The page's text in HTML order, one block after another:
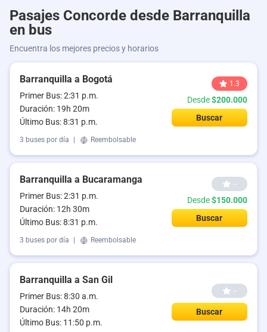
Pasajes Concorde desde Barranquilla
en bus
Encuentra los mejores precios y horarios
Barranquilla a Bogotá
Primer Bus: 2:31 p.m.
Duración: 19h 20m
Último Bus: 8:31 p.m.
1.3
Desde$200.000
Buscar
3 buses por día Reembolsable
Barranquilla a Bucaramanga
Primer Bus: 2:31 p.m.
Duración: 12h 30m
Último Bus: 8:31 p.m.
--
Desde$150.000
Buscar
3 buses por día Reembolsable
Barranquilla a San Gil
Primer Bus: 8:30 a.m.
Duración: 14h 20m
Último Bus: 11:50 p.m.
--
Buscar